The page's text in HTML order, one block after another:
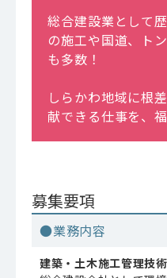
総合建設業として
の施工や国道、ト
も多数！
しらかわ地域に根
献できる仕事を、
募集要項
●業務内容
建築・土木施工管理技